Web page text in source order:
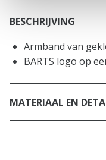
BESCHRIJVING
Armband van
BARTS logo op
MATERIAAL EN